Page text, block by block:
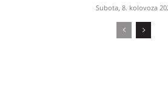
Subota, 8. kolovoza